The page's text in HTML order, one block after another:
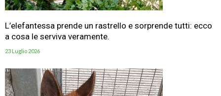
L’elefantessa prende un rastrello e sorprende tutti: ecco
a cosa le serviva veramente.
23 Luglio 2026